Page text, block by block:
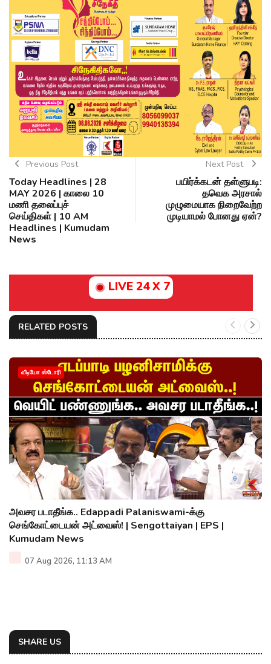
Previous Post
Today Headlines | 28
MAY 2026 | காலை 10
மணி தலைப்புச்
செய்திகள் | 10 AM
Headlines | Kumudam
News
Next Post
பயிர்க்கடன் தள்ளுபடி:
தவெக அரசால்
முழுமையாக நிறைவேற்ற
முடியாமல் போனது ஏன்?
LIVE 24 X 7
RELATED POSTS
வீடியோ ஸ்டோரி
அவசர படாதீங்க.. Edappadi Palaniswami-க்கு
செங்கோட்டையன் அட்வைஸ்! | Sengottaiyan | EPS |
Kumudam News
07 Aug 2026, 11:13 AM
SHARE US